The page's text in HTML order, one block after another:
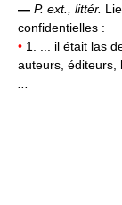
— P. ext., littér.
confidentielles :
• 1. ... il était las
auteurs, éditeurs,